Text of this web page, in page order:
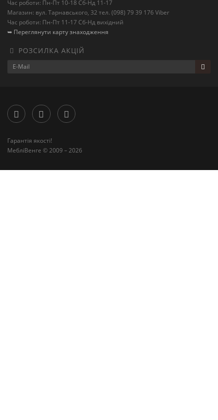
Час роботи: Пн-Пт 10-18 Сб-Нд 11-17
Магазин: вул. Тарнавського, 32 тел. (098) 79 39 176 Viber
Час роботи: Пн-Пт 11-17 Сб-Нд вихідний
➥ Переглянути карту знаходження
РОЗСИЛКА АКЦІЙ
Гарантія якості!
МебліВенге © 2009 – 2026